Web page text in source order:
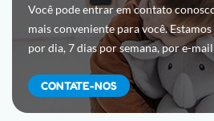
Você pode entrar em contato
mais conveniente para você.
por dia, 7 dias por semana, por e-
CONTATE-NOS